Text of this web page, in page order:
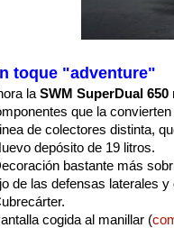
toque "adventure"
la SWM SuperDual 650
que la
de colectores distinta,
depósito de 19 litros.
bastante más
de las defensas laterales y
cogida al manillar (